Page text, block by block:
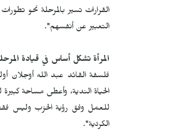
القرارات تسير بالمرحلة نحو
التعبير عن أنفسهم".
المرأة تشكل أساس في قيادة
فلسفة القائد عبد الله أوجلان
الحياة الندية، وأعطى مساحة
للعمل وفق رؤية الحزب وليس
الكردية".